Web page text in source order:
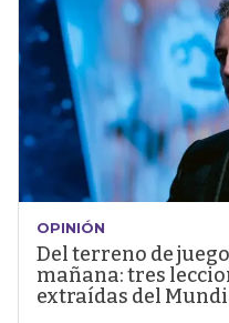
OPINIÓN
Del terreno de
mañana: tres
extraídas del